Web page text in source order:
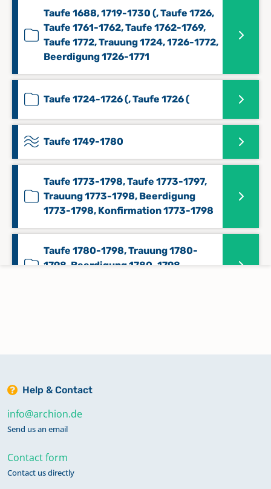
Taufe 1688, 1719-1730 (, Taufe 1726,
Taufe 1761-1762, Taufe 1762-1769,
Taufe 1772, Trauung 1724, 1726-1772,
Beerdigung 1726-1771
Taufe 1724-1726 (, Taufe 1726 (
Taufe 1749-1780
Taufe 1773-1798, Taufe 1773-1797,
Trauung 1773-1798, Beerdigung
1773-1798, Konfirmation 1773-1798
Taufe 1780-1798, Trauung 1780-
1798, Beerdigung 1780-1798,
Help & Contact
info@archion.de
Send us an email
Contact form
Contact us directly